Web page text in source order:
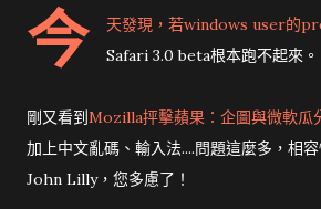
今
天發現，若windows user的
Safari 3.0 beta根本跑不起來。
剛又看到Mozilla抨擊蘋果：企圖與微軟瓜
加上中文亂碼、輸入法....問題這麼多，相
John Lilly，您多慮了！